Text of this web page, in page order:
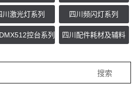
川激光灯系列 四川频闪灯系列
控台系列 四川配件耗材及辅料